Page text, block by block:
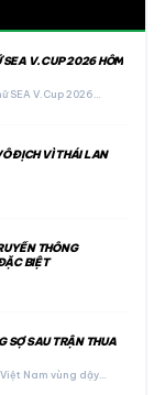
SEA V.CUP 2026 HÔM
SEA V.Cup 2026…
ĐỊCH VÌ THÁI LAN
THÔNG
BIỆT
SỢ SAU TRẬN THUA
Nam vùng dậy…